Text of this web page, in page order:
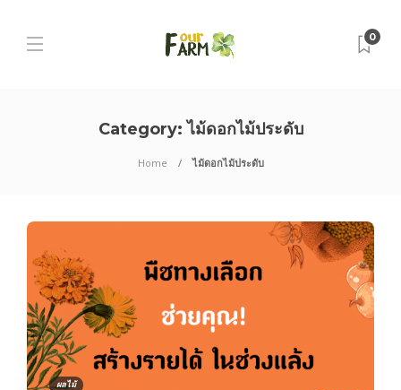
0
Category:ไม้ดอกไม้ประดับ
Home ไม้ดอกไม้ประดับ
ผลไม้